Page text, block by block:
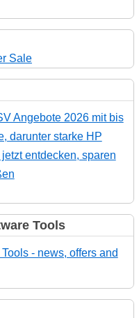
Angebote 2026 mit bis
darunter starke HP
entdecken, sparen
Tools
- news, offers and